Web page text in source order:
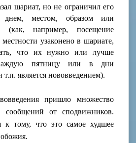
шариат, но не ограничил его
днем, местом, образом или
(как, например, посещение
узаконено в шариате,
что их нужно или лучше
пятницу или в дни
т.п. является нововведением).
пришло множество
сообщений от сподвижников.
к тому, что это самое худшее